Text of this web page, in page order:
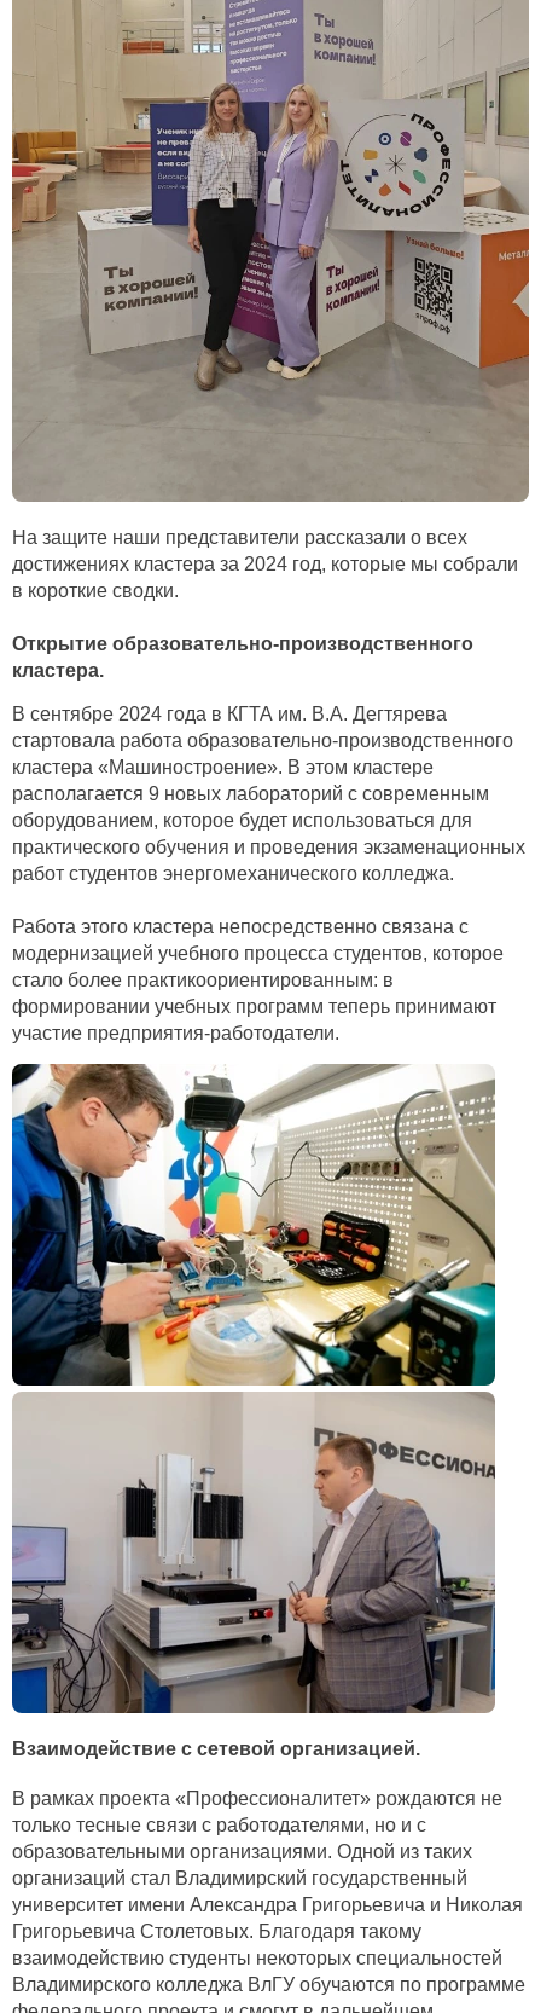
На защите наши представители рассказали о всех
достижениях кластера за 2024 год, которые мы собрали
в короткие сводки.
Открытие образовательно-производственного
кластера.
В сентябре 2024 года в КГТА им. В.А. Дегтярева
стартовала работа образовательно-производственного
кластера «Машиностроение». В этом кластере
располагается 9 новых лабораторий с современным
оборудованием, которое будет использоваться для
практического обучения и проведения экзаменационных
работ студентов энергомеханического колледжа.
Работа этого кластера непосредственно связана с
модернизацией учебного процесса студентов, которое
стало более практикоориентированным: в
формировании учебных программ теперь принимают
участие предприятия-работодатели.
Взаимодействие с сетевой организацией.
В рамках проекта «Профессионалитет» рождаются не
только тесные связи с работодателями, но и с
образовательными организациями. Одной из таких
организаций стал Владимирский государственный
университет имени Александра Григорьевича и Николая
Григорьевича Столетовых. Благодаря такому
взаимодействию студенты некоторых специальностей
Владимирского колледжа ВлГУ обучаются по программе